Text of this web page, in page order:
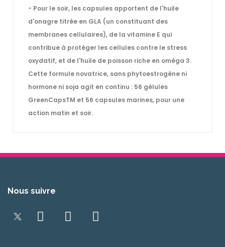
- Pour le soir, les capsules apportent de l'huile
d'onagre titrée en GLA (un constituant des
membranes cellulaires), de la vitamine E qui
contribue à protéger les cellules contre le stress
oxydatif, et de l'huile de poisson riche en oméga 3.
Cette formule novatrice, sans phytoestrogène ni
hormone ni soja agit en continu : 56 gélules
GreenCapsTM et 56 capsules marines, pour une
action matin et soir.
Nous suivre